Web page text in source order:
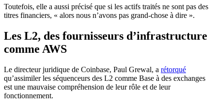
Toutefois, elle a aussi précisé que si les actifs traités ne sont pas des
titres financiers, « alors nous n’avons pas grand-chose à dire ».
Les L2, des fournisseurs d’infrastructure
comme AWS
Le directeur juridique de Coinbase, Paul Grewal, a rétorqué
qu’assimiler les séquenceurs des L2 comme Base à des exchanges
est une mauvaise compréhension de leur rôle et de leur
fonctionnement.